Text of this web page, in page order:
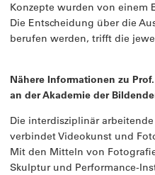
Konzepte wurden von einem
Die Entscheidung über die
berufen werden, trifft die
Nähere Informationen zu
an der Akademie der
Die interdisziplinär
verbindet Videokunst und
Mit den Mitteln von
Skulptur und Performance-